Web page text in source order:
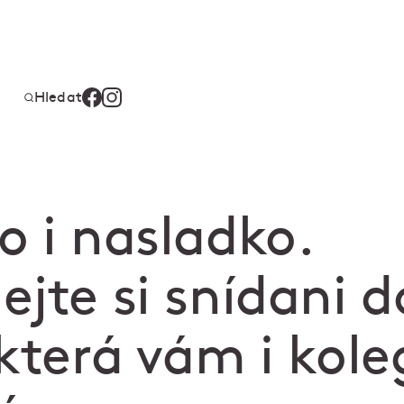
Hledat
i nasladko.
si snídani
vám i